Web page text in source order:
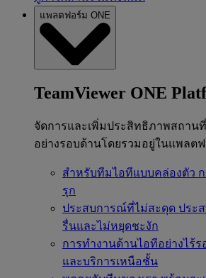
แพลตฟอร์ม ONE
TeamViewer ONE
จัดการและเพิ่มประสิทธิภาพสถา
อย่างรอบด้านโดยรวมอยู่ในแพลตฟ
สำหรับทีมไอทีแบบคล่องตัว
รุก
ประสบการณ์ที่ไม่สะดุด ประ
รื่นและไม่หยุดชะงัก
การทำงานด้านไอทีอย่างไร้ร
และบริการเหนือชั้น